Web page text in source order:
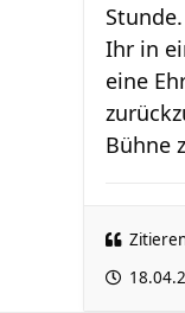
Ihr in
eine
Bühne